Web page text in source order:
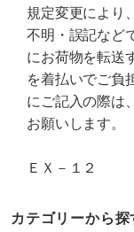
規定変更により
不明・誤記など
にお荷物を転送
を着払いでご負
にご記入の際は
お願いします。
ＥＸ－１２
カテゴリーから探